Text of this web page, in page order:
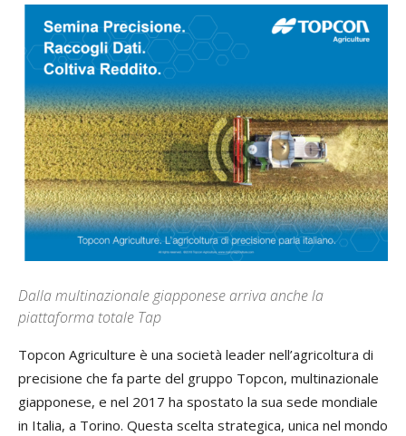
Dalla multinazionale giapponese arriva anche la
piattaforma totale Tap
Topcon Agriculture è una società leader nell’agricoltura di
precisione che fa parte del gruppo Topcon, multinazionale
giapponese, e nel 2017 ha spostato la sua sede mondiale
in Italia, a Torino. Questa scelta strategica, unica nel mondo